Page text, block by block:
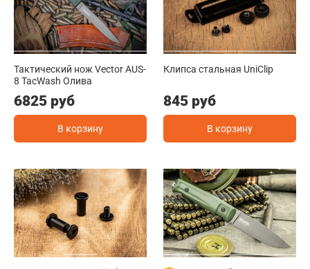
Тактический нож Vector AUS-
8 TacWash Олива
6825 руб
В корзину
Клипса стальная UniClip
845 руб
В корзину